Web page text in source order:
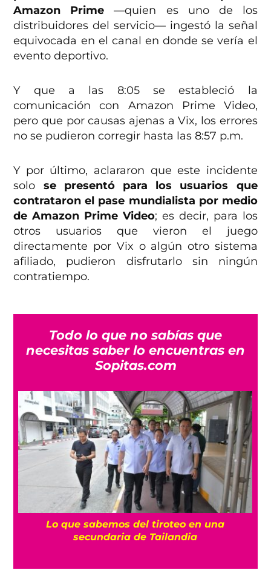
Amazon Prime —quien es uno de los
distribuidores del servicio— ingestó la señal
equivocada en el canal en donde se vería el
evento deportivo.
Y que a las 8:05 se estableció la
comunicación con Amazon Prime Video,
pero que por causas ajenas a Vix, los errores
no se pudieron corregir hasta las 8:57 p.m.
Y por último, aclararon que este incidente
solo se presentó para los usuarios que
contrataron el pase mundialista por medio
de Amazon Prime Video; es decir, para los
otros usuarios que vieron el juego
directamente por Vix o algún otro sistema
afiliado, pudieron disfrutarlo sin ningún
contratiempo.
Todo lo que no sabías que
necesitas saber lo encuentras en
Sopitas.com
Lo que sabemos del tiroteo en una
secundaria de Tailandia